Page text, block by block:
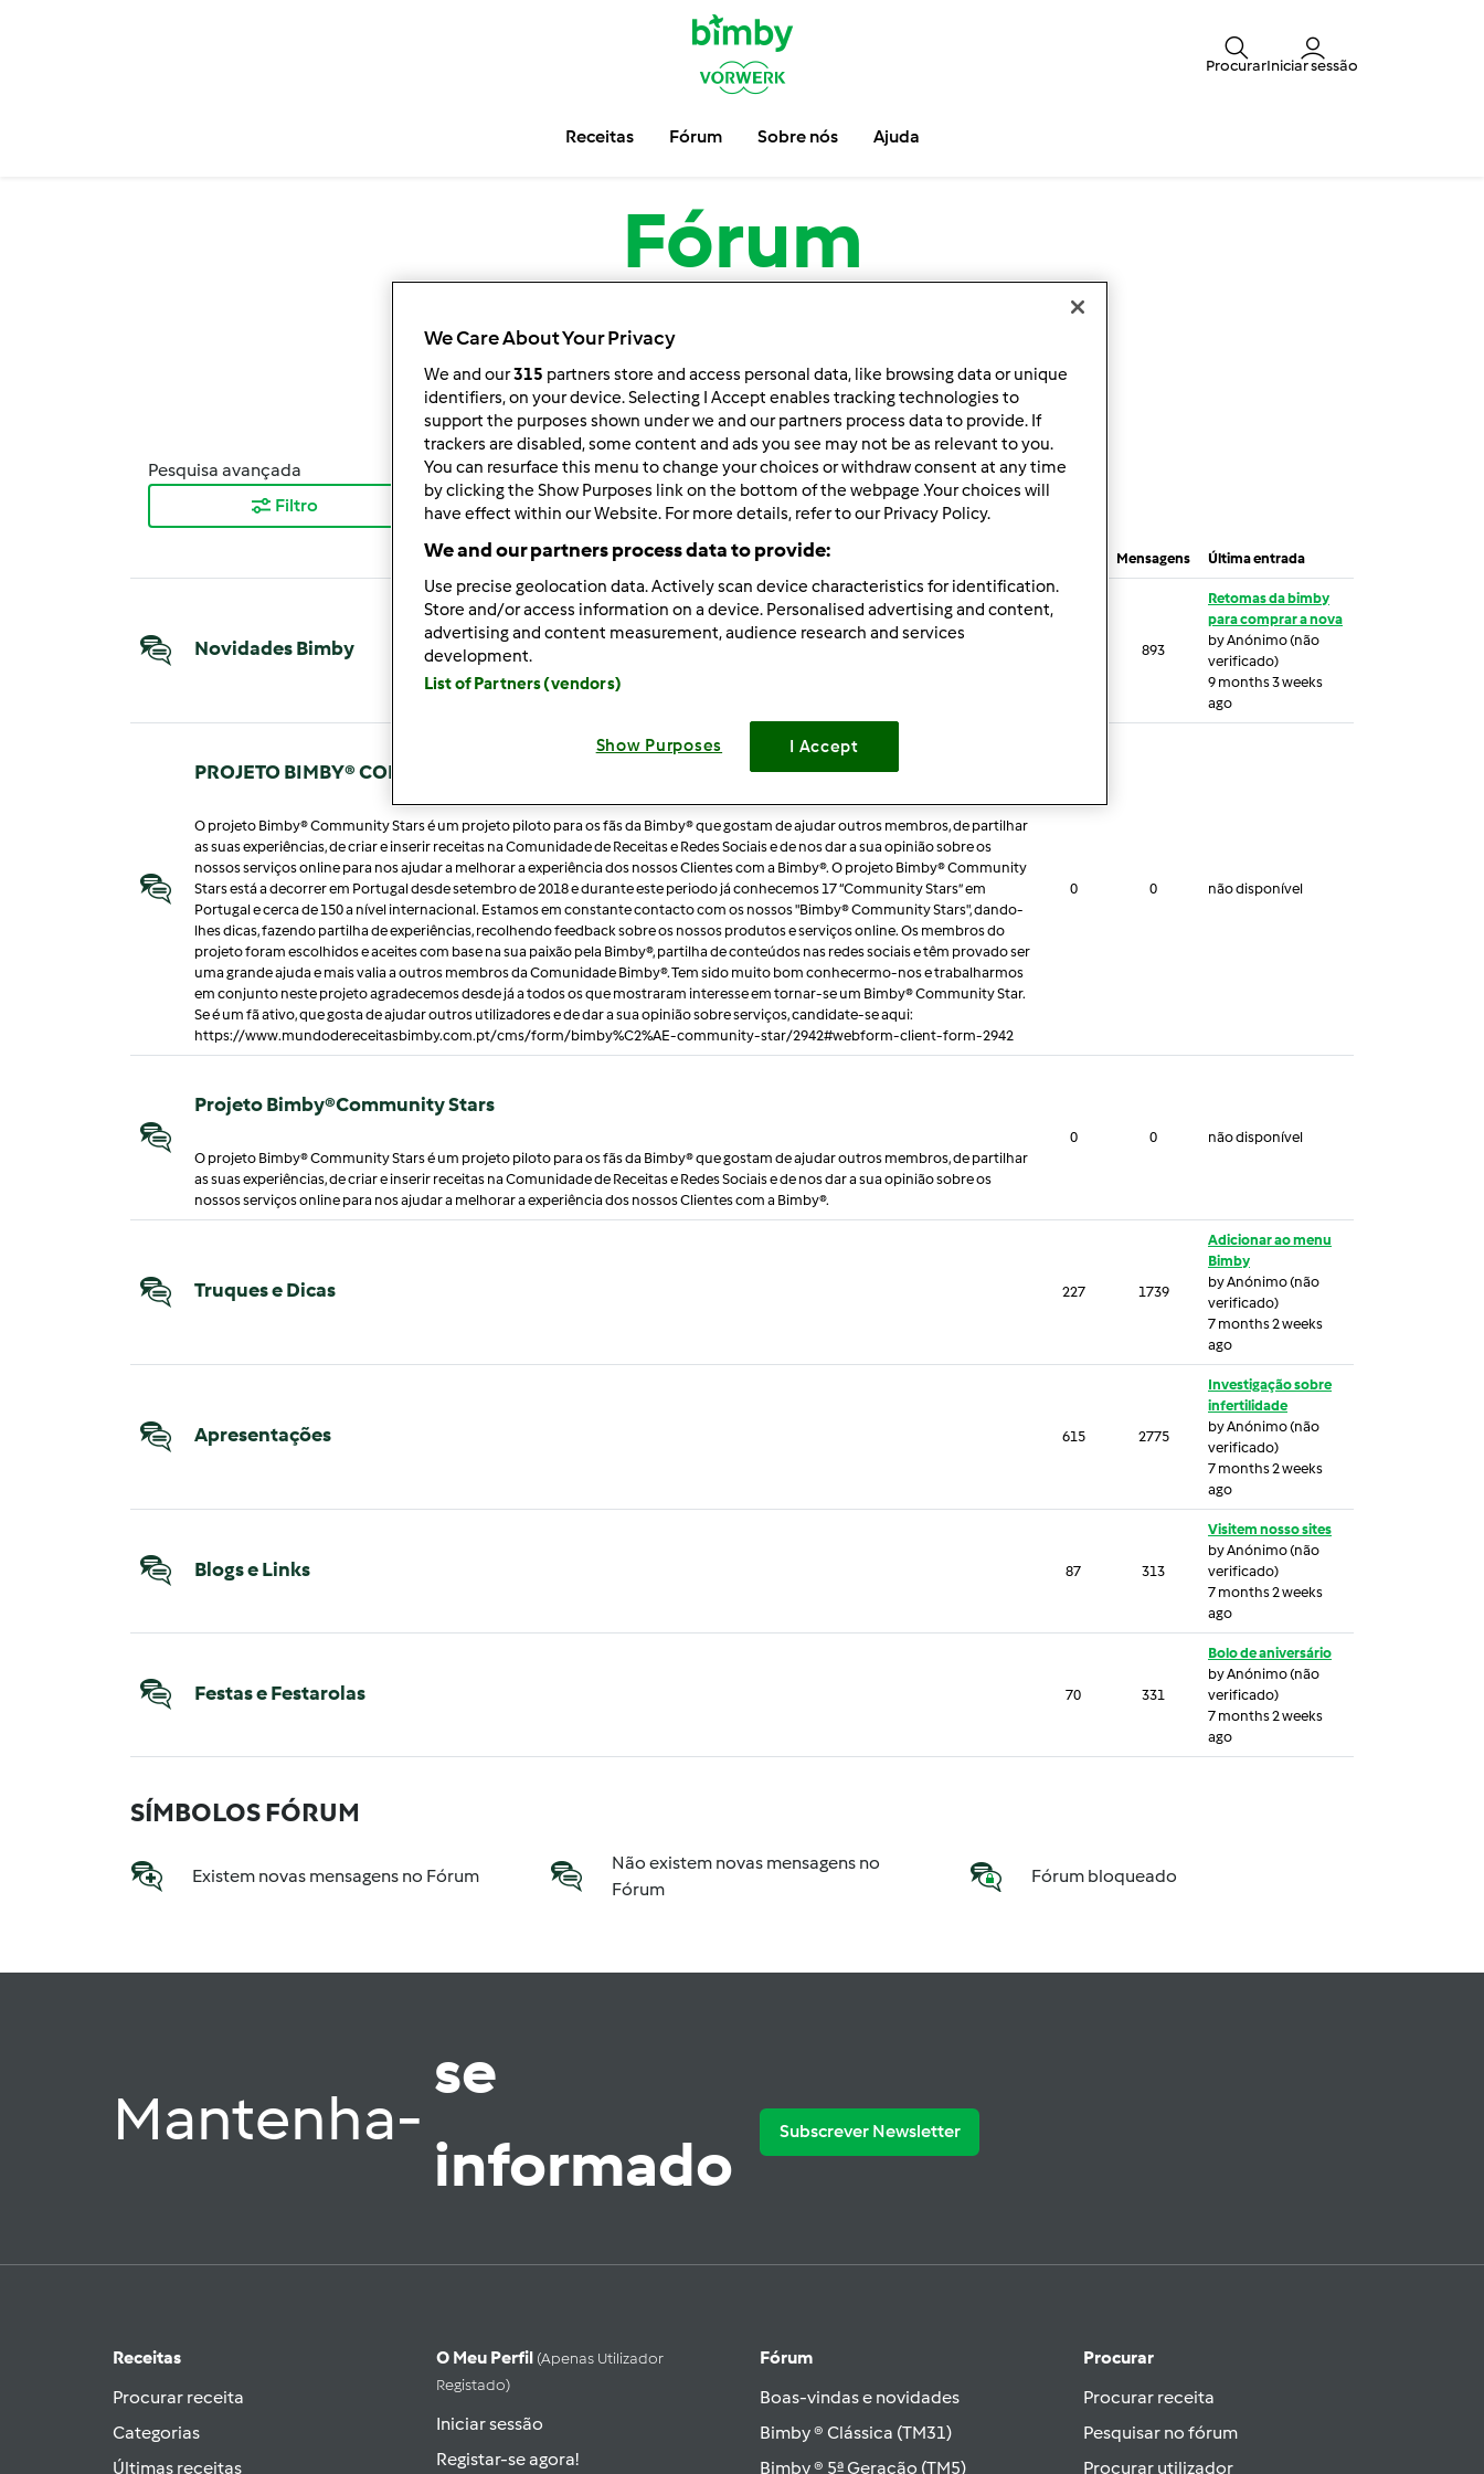
ProcurarIniciar sessão
Receitas Fórum Sobre nós Ajuda
Fórum
Pesquisa avançada
Filtro
Ordenar por:
Mais Recentes
Resultados por página:
10
Mensagens Última entrada
Novidades Bimby 893
Retomas da bimby
para comprar a nova
byAnónimo (não
verificado)
9 months 3 weeks
ago
PROJETO BIMBY® COMMUNITY STARS
O projeto Bimby® Community Stars é um projeto piloto para os fãs da Bimby® que gostam de ajudar outros membros, de partilhar
as suas experiências, de criar e inserir receitas na Comunidade de Receitas e Redes Sociais e de nos dar a sua opinião sobre os
nossos serviços online para nos ajudar a melhorar a experiência dos nossos Clientes com a Bimby®. O projeto Bimby® Community
Stars está a decorrer em Portugal desde setembro de 2018 e durante este periodo já conhecemos 17 “Community Stars” em
Portugal e cerca de 150 a nível internacional. Estamos em constante contacto com os nossos "Bimby® Community Stars", dando-
lhes dicas, fazendo partilha de experiências, recolhendo feedback sobre os nossos produtos e serviços online. Os membros do
projeto foram escolhidos e aceites com base na sua paixão pela Bimby®, partilha de conteúdos nas redes sociais e têm provado ser
uma grande ajuda e mais valia a outros membros da Comunidade Bimby®. Tem sido muito bom conhecermo-nos e trabalharmos
em conjunto neste projeto agradecemos desde já a todos os que mostraram interesse em tornar-se um Bimby® Community Star.
Se é um fã ativo, que gosta de ajudar outros utilizadores e de dar a sua opinião sobre serviços, candidate-se aqui:
https://www.mundodereceitasbimby.com.pt/cms/form/bimby%C2%AE-community-star/2942#webform-client-form-2942
0 0 não disponível
Projeto Bimby®Community Stars
O projeto Bimby® Community Stars é um projeto piloto para os fãs da Bimby® que gostam de ajudar outros membros, de partilhar
as suas experiências, de criar e inserir receitas na Comunidade de Receitas e Redes Sociais e de nos dar a sua opinião sobre os
nossos serviços online para nos ajudar a melhorar a experiência dos nossos Clientes com a Bimby®.
0 0 não disponível
Truques e Dicas 227 1739
Adicionar ao menu
Bimby
byAnónimo (não
verificado)
7 months 2 weeks
ago
Apresentações 615 2775
Investigação sobre
infertilidade
byAnónimo (não
verificado)
7 months 2 weeks
ago
Blogs e Links 87 313
Visitem nosso sites
byAnónimo (não
verificado)
7 months 2 weeks
ago
Festas e Festarolas 70 331
Bolo de aniversário
byAnónimo (não
verificado)
7 months 2 weeks
ago
SÍMBOLOS FÓRUM
Existem novas mensagens no Fórum
Não existem novas mensagens no
Fórum
Fórum bloqueado
Mantenha-
se
informado
Subscrever Newsletter
Receitas
Procurar receita
Categorias
Últimas receitas
O Meu Perfil (apenas Utilizador
Registado)
Iniciar sessão
Registar-se agora!
Fórum
Boas-vindas e novidades
Bimby ® Clássica (TM31)
Bimby ® 5ª Geração (TM5)
Procurar
Procurar receita
Pesquisar no fórum
Procurar utilizador
We Care About Your Privacy
We and our315 partners store and access personal data, like browsing data or unique
identifiers, on your device. Selecting I Accept enables tracking technologies to
support the purposes shown under we and our partners process data to provide. If
trackers are disabled, some content and ads you see may not be as relevant to you.
You can resurface this menu to change your choices or withdraw consent at any time
by clicking the Show Purposes link on the bottom of the webpage .Your choices will
have effect within our Website. For more details, refer to our Privacy Policy.
We and our partners process data to provide:
Use precise geolocation data. Actively scan device characteristics for identification.
Store and/or access information on a device. Personalised advertising and content,
advertising and content measurement, audience research and services
development.
List of Partners (vendors)
Show Purposes I Accept